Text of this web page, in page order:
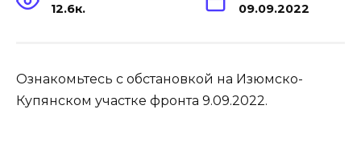
12.6к. 09.09.2022
Ознакомьтесь с обстановкой на Изюмско-
Купянском участке фронта 9.09.2022.